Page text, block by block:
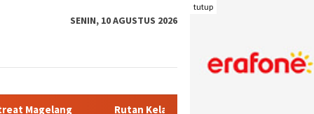
tutup
SENIN, 10 AGUSTUS 2026
Rutan Kelas IIB Raba Bima Sambut Kunjungan Pj. Wali Kota Ir.